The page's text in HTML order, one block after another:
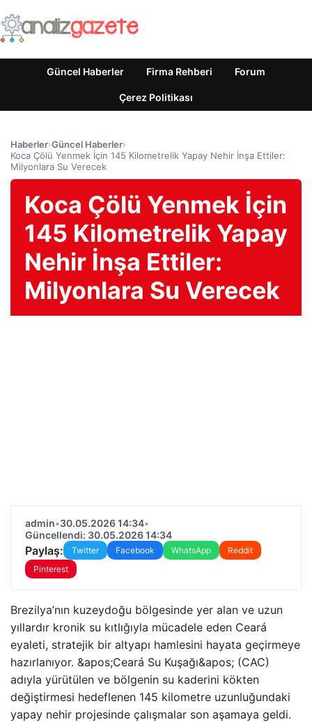
Güncel Haberler Firma Rehberi Forum
Çerez Politikası
Haberler›Güncel Haberler›
Koca Çölü Yenmek İçin 145 Kilometrelik Yapay Nehir İnşa Ettiler:
Milyonlara Su Verecek
Koca Çölü Yenmek İçin
145 Kilometrelik Yapay
Nehir İnşa Ettiler:
Milyonlara Su Verecek
admin•30.05.2026 14:34•
Güncellendi: 30.05.2026 14:34
Paylaş: Twitter Facebook WhatsApp
Reddit
Pinterest
Brezilya’nın kuzeydoğu bölgesinde yer alan ve uzun
yıllardır kronik su kıtlığıyla mücadele eden Ceará
eyaleti, stratejik bir altyapı hamlesini hayata geçirmeye
hazırlanıyor. &apos;Ceará Su Kuşağı&apos; (CAC)
adıyla yürütülen ve bölgenin su kaderini kökten
değiştirmesi hedeflenen 145 kilometre uzunluğundaki
yapay nehir projesinde çalışmalar son aşamaya geldi.